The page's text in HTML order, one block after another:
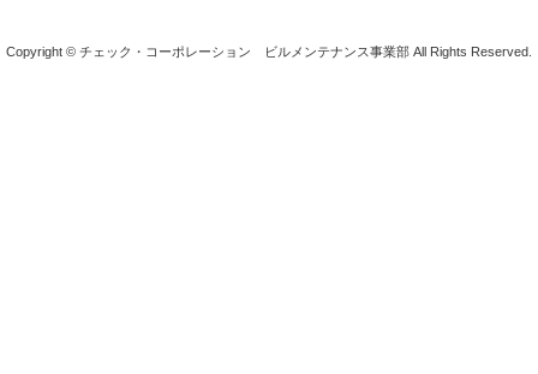
Copyright © チェック・コーポレーション ビルメンテナンス事業部 All Rights Reserved.